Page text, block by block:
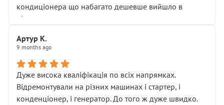
кондиціонера що набагато дешевше вийшло в
підсумку.
Артур К.
9 months ago
Дуже висока кваліфікація по всіх напрямках.
Відремонтували на різних машинах і стартер, і
конденціонер, і генератор. До того ж дуже швидко.